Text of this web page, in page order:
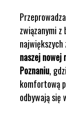
związanymi z
naszej
Poznaniu,
komfortową
odbywają się